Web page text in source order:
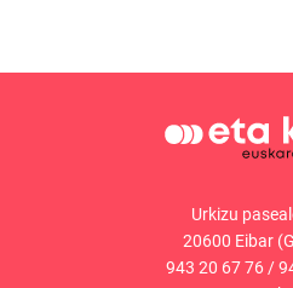
Urkizu
20600 Eibar
943 20 67 76/